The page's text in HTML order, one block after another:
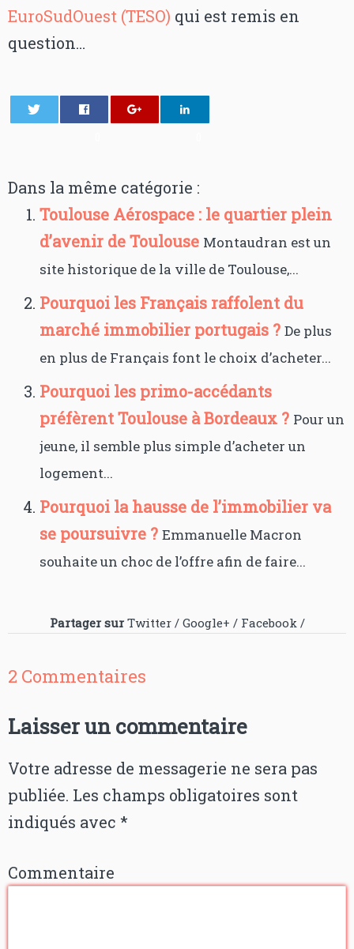
EuroSudOuest (TESO) qui est remis en
question…
Dans la même catégorie :
Toulouse Aérospace : le quartier plein
d’avenir de Toulouse Montaudran est un
site historique de la ville de Toulouse,...
Pourquoi les Français raffolent du
marché immobilier portugais ? De plus
en plus de Français font le choix d’acheter...
Pourquoi les primo-accédants
préfèrent Toulouse à Bordeaux ? Pour un
jeune, il semble plus simple d’acheter un
logement...
Pourquoi la hausse de l’immobilier va
se poursuivre ? Emmanuelle Macron
souhaite un choc de l’offre afin de faire...
Partager sur Twitter / Google+ / Facebook /
2 Commentaires
Laisser un commentaire
Votre adresse de messagerie ne sera pas
publiée. Les champs obligatoires sont
indiqués avec *
Commentaire